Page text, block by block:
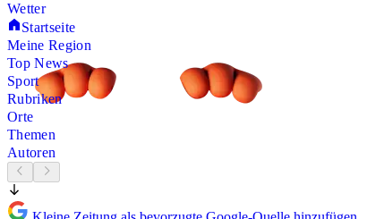
Wetter
Startseite
Meine Region
Top News
Sport
Rubriken
Orte
Themen
Autoren